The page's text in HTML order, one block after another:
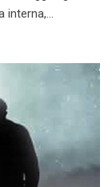
interna,…